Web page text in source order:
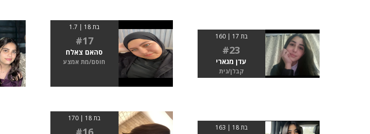
בת 17 | 160
#23
עדן מגארי
קבלן/נית
בת 18 | 1.7
#17
סהאם צאלח
חוסם/מת אמצע
בת 18 | 163
בת 18 | 170